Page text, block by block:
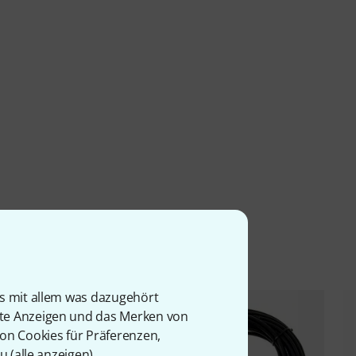
mit allem was dazugehört
Anzeigen und das Merken von
Cookies für Präferenzen,